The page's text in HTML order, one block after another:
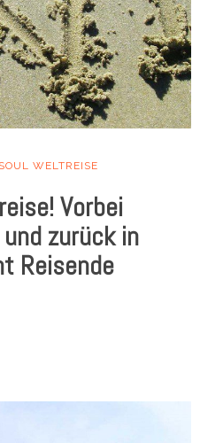
WELTREISE
Vorbei
zurück in
Reisende